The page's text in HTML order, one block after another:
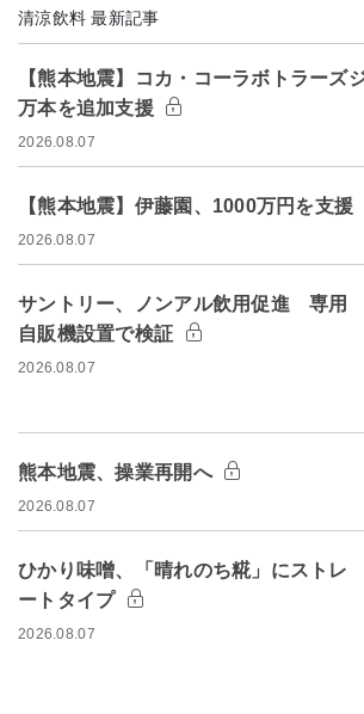
清涼飲料 最新記事
【熊本地震】コカ・コーラボトラーズ
万本を追加支援
2026.08.07
【熊本地震】伊藤園、1000万円を支援
2026.08.07
サントリー、ノンアル飲用促進 専用
自販機設置で検証
2026.08.07
熊本地震、操業再開へ
2026.08.07
ひかり味噌、「晴れのち糀」にストレ
ートタイプ
2026.08.07